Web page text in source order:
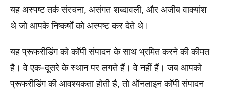
यह अस्पष्ट तर्क संरचना, असंगत शब्दावली, और अजीब वाक्यांश
थे जो आपके निष्कर्षों को अस्पष्ट कर देते थे।
यह प्रूफरीडिंग को कॉपी संपादन के साथ भ्रमित करने की कीमत
है। वे एक-दूसरे के स्थान पर लगते हैं। वे नहीं हैं। जब आपको
प्रूफरीडिंग की आवश्यकता होती है, तो ऑनलाइन कॉपी संपादन